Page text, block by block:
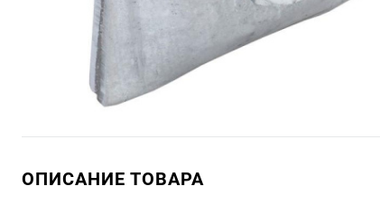
ОПИСАНИЕ ТОВАРА